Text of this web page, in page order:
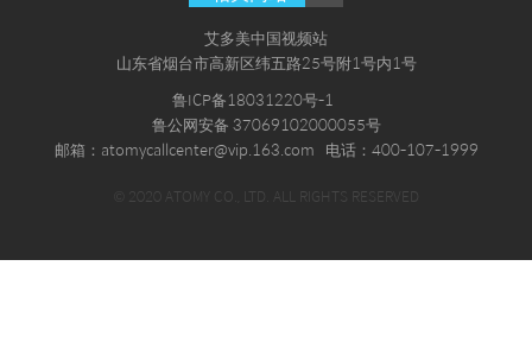
艾多美中国视频站
山东省烟台市高新区纬五路25号附1号内1号
鲁ICP备18031220号-1
鲁公网安备 37069102000055号
邮箱：atomycallcenter@vip.163.com 电话：400-107-1999
© 2020 ATOMY CO., LTD. ALL RIGHTS RESERVED